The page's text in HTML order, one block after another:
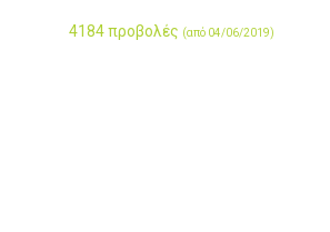
4184 προβολές (από 04/06/2019)